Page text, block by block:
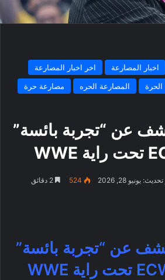
اخبار المصارعة
اخر اخبار المصارعة
المصارعة الحره
مصارعة حرة
عن “تجربة بائسة”
يونيو 28, 2026 524
عن “تجربة بائسة”